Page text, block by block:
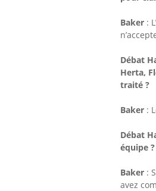
Baker :
Débat
Herta,
traité ?
Baker :
Débat
équipe ?
Baker :
avez